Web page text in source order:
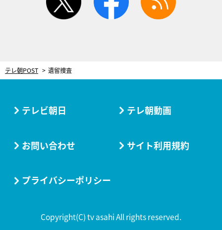
テレ朝POST 遺留捜査
テレビ朝日 テレ朝動画
お問い合わせ サイト利用規約
プライバシーポリシー
Copyright(C) tv asahi All rights reserved.